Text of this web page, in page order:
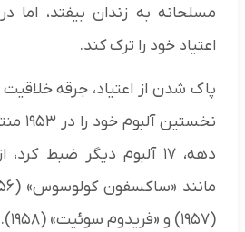
اعتیاد خود را ترک کند.
پاک شدن از اعتیاد، جرقه
دهه، ۱۷ آلبوم دیگر ضبط
(۱۹۵۷) و «فریدوم سوئیت» (۱۹۵۸).